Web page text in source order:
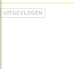
UITGEVLOGEN